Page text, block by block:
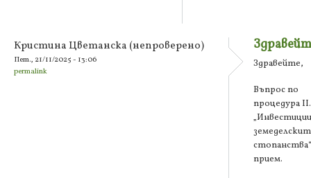
Кристина Цветанска (непроверено)
Пет., 21/11/2025 - 13:06
permalink
Здравейте,
Въпрос по
процедура
прием.